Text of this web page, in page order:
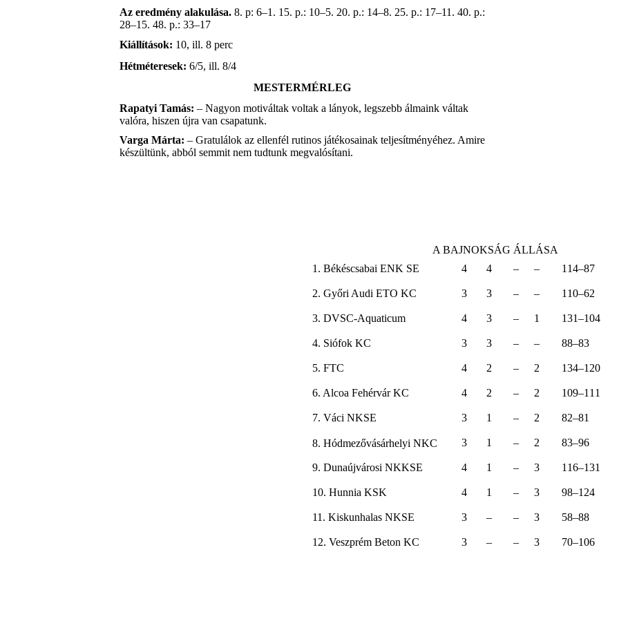
Az eredmény alakulása. 8. p: 6–1. 15. p.: 10–5. 20. p.: 14–8. 25. p.: 17–11. 40. p.:
28–15. 48. p.: 33–17
Kiállítások: 10, ill. 8 perc
Hétméteresek: 6/5, ill. 8/4
MESTERMÉRLEG
Rapatyi Tamás: – Nagyon motiváltak voltak a lányok, legszebb álmaink váltak
valóra, hiszen újra van csapatunk.
Varga Márta: – Gratulálok az ellenfél rutinos játékosainak teljesítményéhez. Amire
készültünk, abból semmit nem tudtunk megvalósítani.
A BAJNOKSÁG ÁLLÁSA
1. Békéscsabai ENK SE
4 4 – – 114–87
2. Győri Audi ETO KC 3 3 – – 110–62
3. DVSC-Aquaticum 4 3 – 1 131–104
4. Siófok KC 3 3 – – 88–83
5. FTC 4 2 – 2 134–120
6. Alcoa Fehérvár KC 4 2 – 2 109–111
7. Váci NKSE 3 1 – 2 82–81
8. Hódmezővásárhelyi NKC 3 1 – 2 83–96
9. Dunaújvárosi NKKSE 4 1 – 3 116–131
10. Hunnia KSK 4 1 – 3 98–124
11. Kiskunhalas NKSE 3 – – 3 58–88
12. Veszprém Beton KC 3 – – 3 70–106